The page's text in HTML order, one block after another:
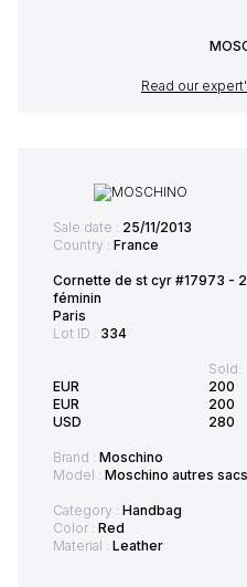
Read our
Sale date : 25/11/2013
Country : France
Cornette de st cyr #17973 -
féminin
Paris
Lot ID : 334
EUR
EUR
USD
Sold:
200
200
280
Brand : Moschino
Model : Moschino autres
Category : Handbag
Color : Red
Material : Leather